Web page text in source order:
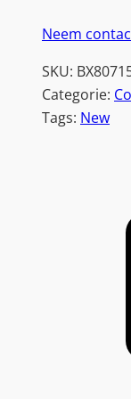
Neem
SKU:
Categorie:
Tags: New